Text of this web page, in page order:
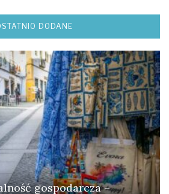
DODANE
gospodarcza –